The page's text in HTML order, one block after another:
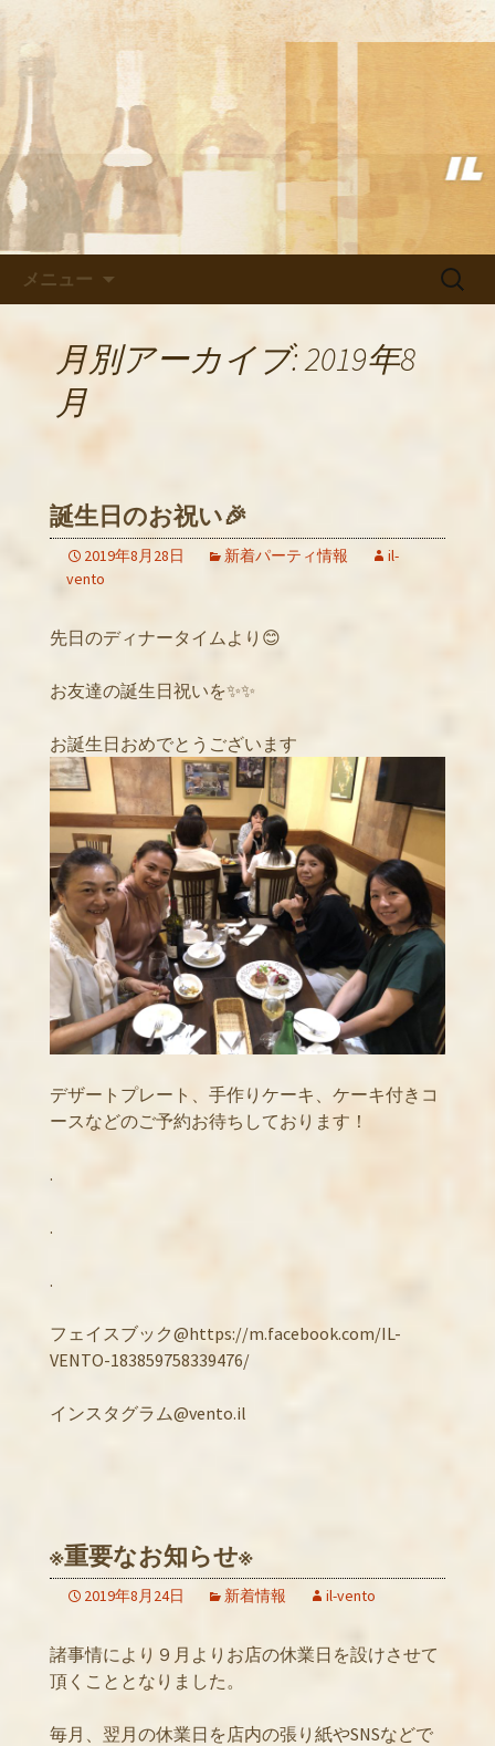
武蔵小杉の美味しいイタリアン
「イルヴェント」のブログ
武蔵小杉の美味しいイタリアン「イル
ヴェント」のブログ
メニュー
検
月別アーカイブ: 2019年8
月
誕生日のお祝い🎉
2019年8月28日 新着パーティ情報
il-
vento
先日のディナータイムより😊
お友達の誕生日祝いを✨✨
お誕生日おめでとうございます
デザートプレート、手作りケーキ、ケーキ付きコ
ースなどのご予約お待ちしております！
.
.
.
フェイスブック@https://m.facebook.com/IL-
VENTO-183859758339476/
インスタグラム@vento.il
※重要なお知らせ※
2019年8月24日 新着情報 il-vento
諸事情により９月よりお店の休業日を設けさせて
頂くこととなりました。
毎月、翌月の休業日を店内の張り紙やSNSなどで